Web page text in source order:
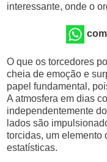
interessante, onde o
O que os torcedores
cheia de emoção e
papel fundamental,
A atmosfera em dias
independentemente
lados são
torcidas, um elemento
estatísticas.